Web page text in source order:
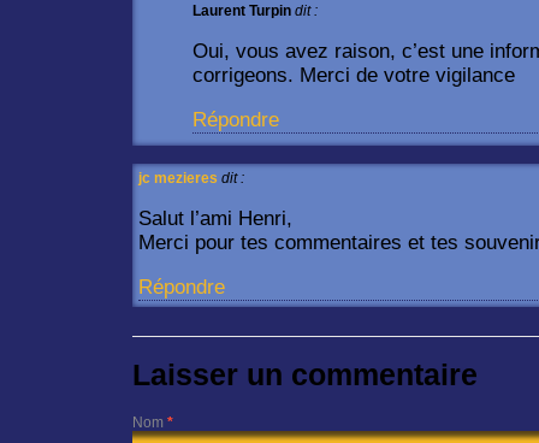
Laurent Turpin dit :
Oui, vous avez raison, c’est une
corrigeons. Merci de votre vigilance
Répondre
jc mezieres dit :
Salut l’ami Henri,
Merci pour tes commentaires et tes
Répondre
Laisser un commentaire
Nom *